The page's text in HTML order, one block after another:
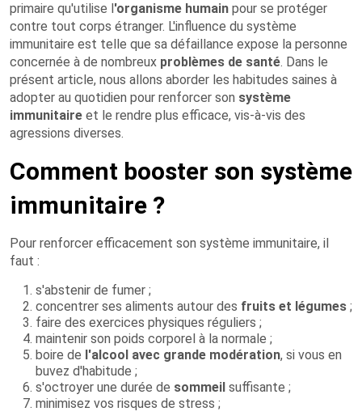
primaire qu'utilise l'organisme humain pour se protéger
contre tout corps étranger. L'influence du système
immunitaire est telle que sa défaillance expose la personne
concernée à de nombreux problèmes de santé. Dans le
présent article, nous allons aborder les habitudes saines à
adopter au quotidien pour renforcer son système
immunitaire et le rendre plus efficace, vis-à-vis des
agressions diverses.
Comment booster son système
immunitaire ?
Pour renforcer efficacement son système immunitaire, il
faut :
s'abstenir de fumer ;
concentrer ses aliments autour des fruits et légumes ;
faire des exercices physiques réguliers ;
maintenir son poids corporel à la normale ;
boire de l'alcool avec grande modération, si vous en
buvez d'habitude ;
s'octroyer une durée de sommeil suffisante ;
minimisez vos risques de stress ;